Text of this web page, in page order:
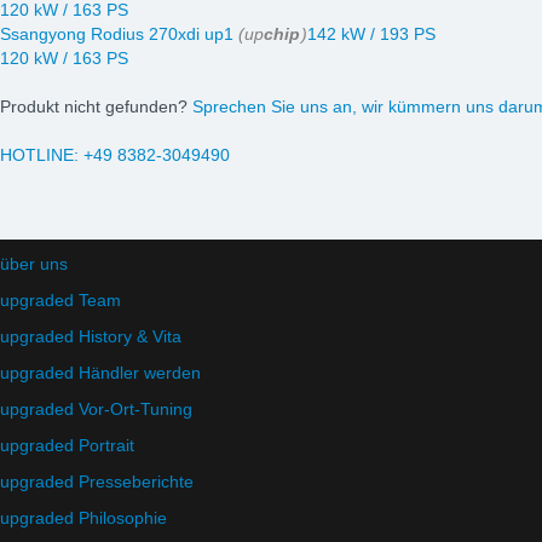
120 kW / 163 PS
Ssangyong Rodius 270xdi up1 (upchip)142 kW / 193 PS
120 kW / 163 PS
Produkt nicht gefunden? Sprechen Sie uns an, wir kümmern uns
HOTLINE: +49 8382-3049490
über uns
upgraded Team
upgraded History & Vita
upgraded Händler werden
upgraded Vor-Ort-Tuning
upgraded Portrait
upgraded Presseberichte
upgraded Philosophie